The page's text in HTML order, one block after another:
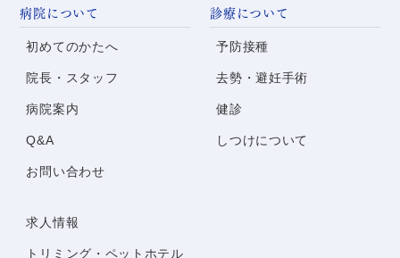
病院について
初めてのかたへ
院長・スタッフ
病院案内
Q&A
お問い合わせ
診療について
予防接種
去勢・避妊手術
健診
しつけについて
求人情報
トリミング・ ペットホテル